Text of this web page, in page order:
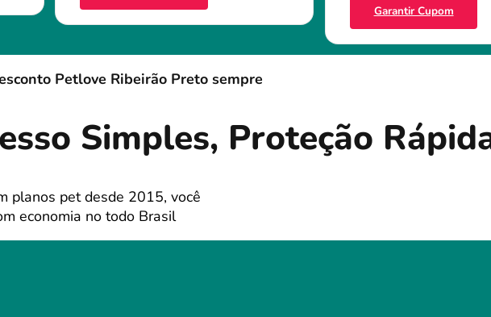
Garantir Cupom
Petlove Ribeirão Preto sempre
Simples, Proteção
planos pet desde 2015, você
economia no todo Brasil